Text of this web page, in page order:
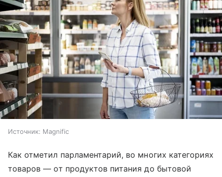
Источник: Magnific
Как отметил парламентарий, во многих категориях
товаров — от продуктов питания до бытовой